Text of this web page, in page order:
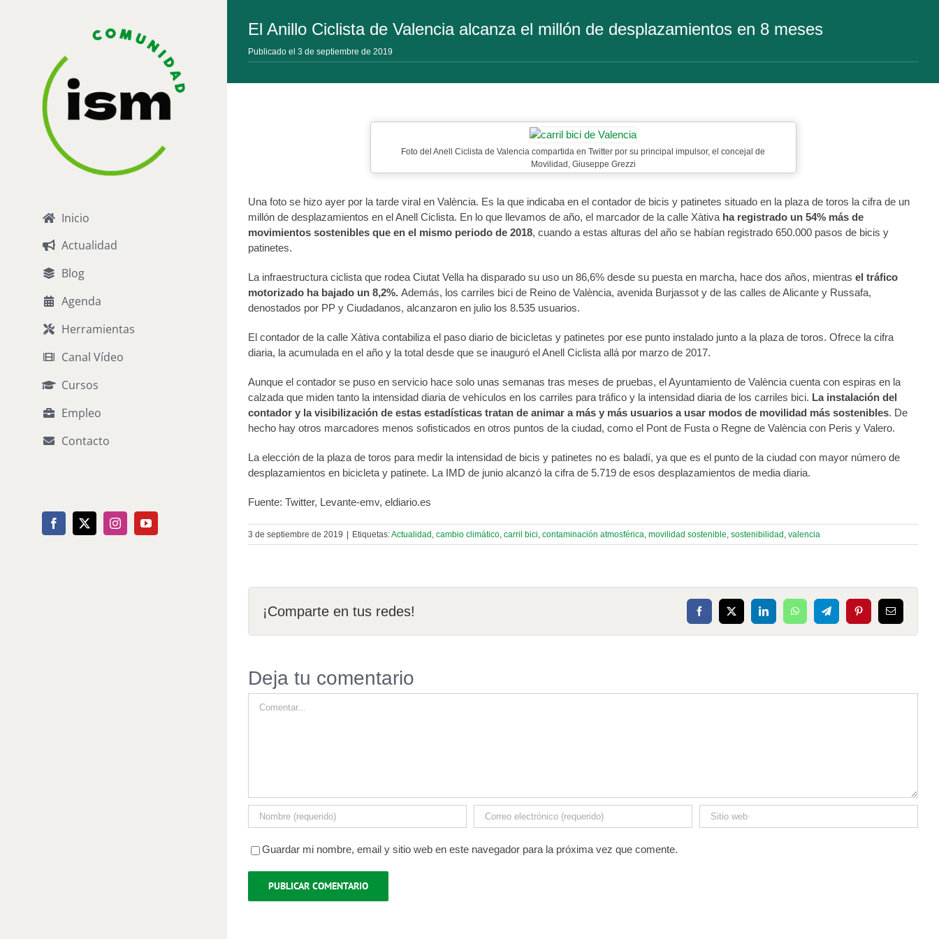
Inicio
Actualidad
Blog
Agenda
Herramientas
Canal Vídeo
Cursos
Empleo
Contacto
Facebook
X InstagramYouTube
El Anillo Ciclista de Valencia alcanza el millón de desplazamientos en 8 meses
Publicado el 3 de septiembre de 2019
Foto del Anell Ciclista de Valencia compartida en Twitter por su principal impulsor, el concejal de
Movilidad, Giuseppe Grezzi
Una foto se hizo ayer por la tarde viral en València. Es la que indicaba en el contador de bicis y patinetes situado en la plaza de toros la cifra de un
millón de desplazamientos en el Anell Ciclista. En lo que llevamos de año, el marcador de la calle Xàtiva ha registrado un 54% más de
movimientos sostenibles que en el mismo periodo de 2018, cuando a estas alturas del año se habían registrado 650.000 pasos de bicis y
patinetes.
La infraestructura ciclista que rodea Ciutat Vella ha disparado su uso un 86,6% desde su puesta en marcha, hace dos años, mientras el tráfico
motorizado ha bajado un 8,2%. Además, los carriles bici de Reino de València, avenida Burjassot y de las calles de Alicante y Russafa,
denostados por PP y Ciudadanos, alcanzaron en julio los 8.535 usuarios.
El contador de la calle Xàtiva contabiliza el paso diario de bicicletas y patinetes por ese punto instalado junto a la plaza de toros. Ofrece la cifra
diaria, la acumulada en el año y la total desde que se inauguró el Anell Ciclista allá por marzo de 2017.
Aunque el contador se puso en servicio hace solo unas semanas tras meses de pruebas, el Ayuntamiento de València cuenta con espiras en la
calzada que miden tanto la intensidad diaria de vehículos en los carriles para tráfico y la intensidad diaria de los carriles bici. La instalación del
contador y la visibilización de estas estadísticas tratan de animar a más y más usuarios a usar modos de movilidad más sostenibles. De
hecho hay otros marcadores menos sofisticados en otros puntos de la ciudad, como el Pont de Fusta o Regne de València con Peris y Valero.
La elección de la plaza de toros para medir la intensidad de bicis y patinetes no es baladí, ya que es el punto de la ciudad con mayor número de
desplazamientos en bicicleta y patinete. La IMD de junio alcanzó la cifra de 5.719 de esos desplazamientos de media diaria.
Fuente: Twitter, Levante-emv, eldiario.es
3 de septiembre de 2019 Etiquetas:Actualidad , cambio climático, carril bici, contaminación atmosférica, movilidad sostenible, sostenibilidad , valencia
¡Comparte en tus redes! Facebook
X LinkedInWhatsAppTelegramPinterestCorreo
electrónico
Deja tu comentario
Guardar mi nombre, email y sitio web en este navegador para la próxima vez que comente.